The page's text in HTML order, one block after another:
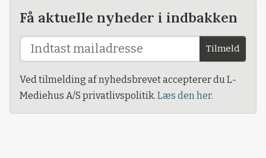
Få aktuelle nyheder i indbakken
Tilmeld
Ved tilmelding af nyhedsbrevet accepterer du L-
Mediehus A/S privatlivspolitik. Læs den her.